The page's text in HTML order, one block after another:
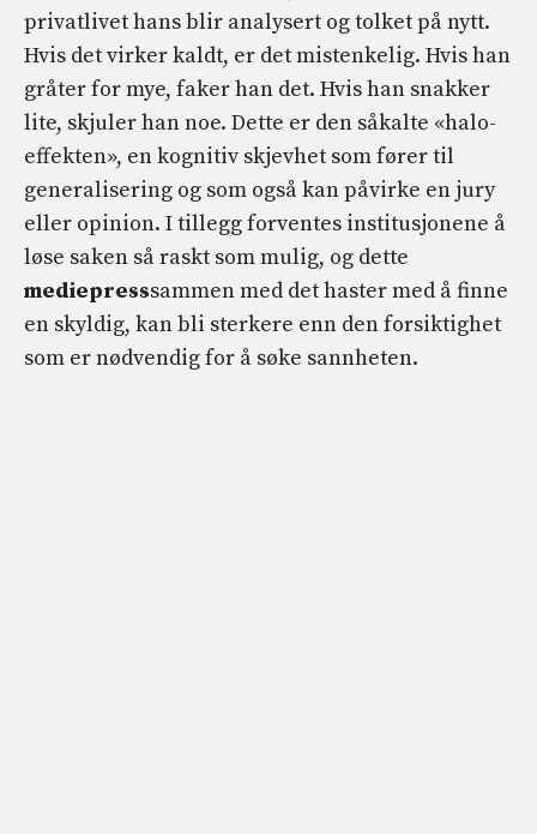
privatlivet hans blir analysert og tolket på nytt.
Hvis det virker kaldt, er det mistenkelig. Hvis han
gråter for mye, faker han det. Hvis han snakker
lite, skjuler han noe. Dette er den såkalte «halo-
effekten», en kognitiv skjevhet som fører til
generalisering og som også kan påvirke en jury
eller opinion. I tillegg forventes institusjonene å
løse saken så raskt som mulig, og dette
mediepresssammen med det haster med å finne
en skyldig, kan bli sterkere enn den forsiktighet
som er nødvendig for å søke sannheten.